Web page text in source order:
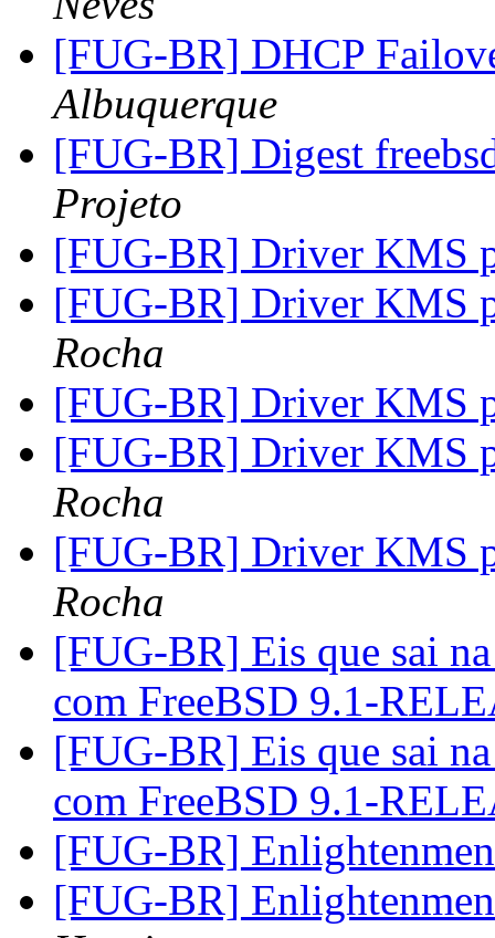
[FUG-BR] DHCP
Albuquerque
[FUG-BR] Digest
Projeto
[FUG-BR] Driver KMS
[FUG-BR] Driver KMS
Rocha
[FUG-BR] Driver KMS
[FUG-BR] Driver KMS
Rocha
[FUG-BR] Driver KMS
Rocha
[FUG-BR] Eis que sai
com FreeBSD 9.1-
[FUG-BR] Eis que sai
com FreeBSD 9.1-
[FUG-BR]
[FUG-BR]